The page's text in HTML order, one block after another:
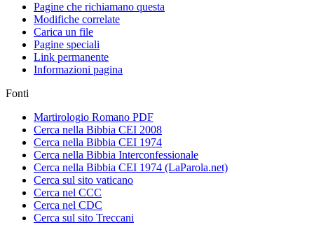
Pagine che richiamano questa
Modifiche correlate
Carica un file
Pagine speciali
Link permanente
Informazioni pagina
Fonti
Martirologio Romano PDF
Cerca nella Bibbia CEI 2008
Cerca nella Bibbia CEI 1974
Cerca nella Bibbia Interconfessionale
Cerca nella Bibbia CEI 1974 (LaParola.net)
Cerca sul sito vaticano
Cerca nel CCC
Cerca nel CDC
Cerca sul sito Treccani